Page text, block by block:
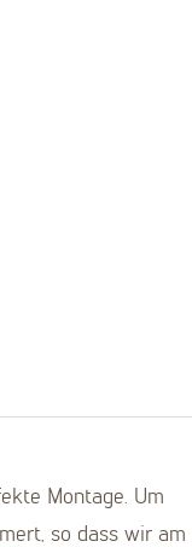
Montage. Um
so dass wir am